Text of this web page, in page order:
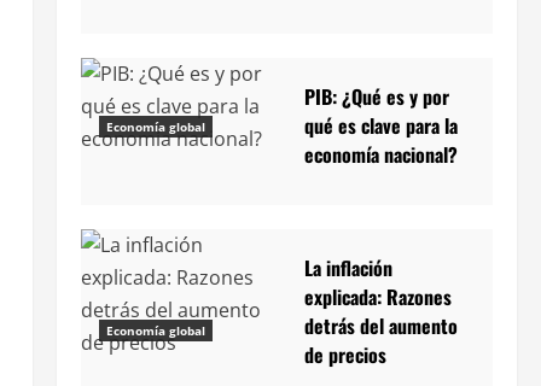
Economía global
PIB: ¿Qué es y por
qué es clave para la
economía nacional?
Economía global
La inflación
explicada: Razones
detrás del aumento
de precios